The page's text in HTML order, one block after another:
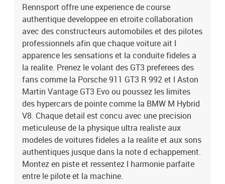
Rennsport offre une experience de course
authentique developpee en etroite collaboration
avec des constructeurs automobiles et des pilotes
professionnels afin que chaque voiture ait l
apparence les sensations et la conduite fideles a
la realite. Prenez le volant des GT3 preferees des
fans comme la Porsche 911 GT3 R 992 et l Aston
Martin Vantage GT3 Evo ou poussez les limites
des hypercars de pointe comme la BMW M Hybrid
V8. Chaque detail est concu avec une precision
meticuleuse de la physique ultra realiste aux
modeles de voitures fideles a la realite et aux sons
authentiques jusque dans la note d echappement.
Montez en piste et ressentez l harmonie parfaite
entre le pilote et la machine.